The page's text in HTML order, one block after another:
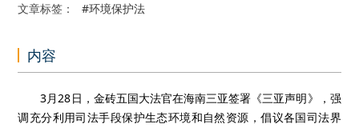
文章标签： #环境保护法
内容
3月28日，金砖五国大法官在海南三亚签署《三亚声明》，强
调充分利用司法手段保护生态环境和自然资源，倡议各国司法界